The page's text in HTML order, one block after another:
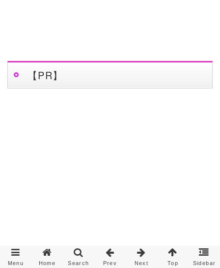
【PR】
Menu Home Search Prev Next Top Sidebar